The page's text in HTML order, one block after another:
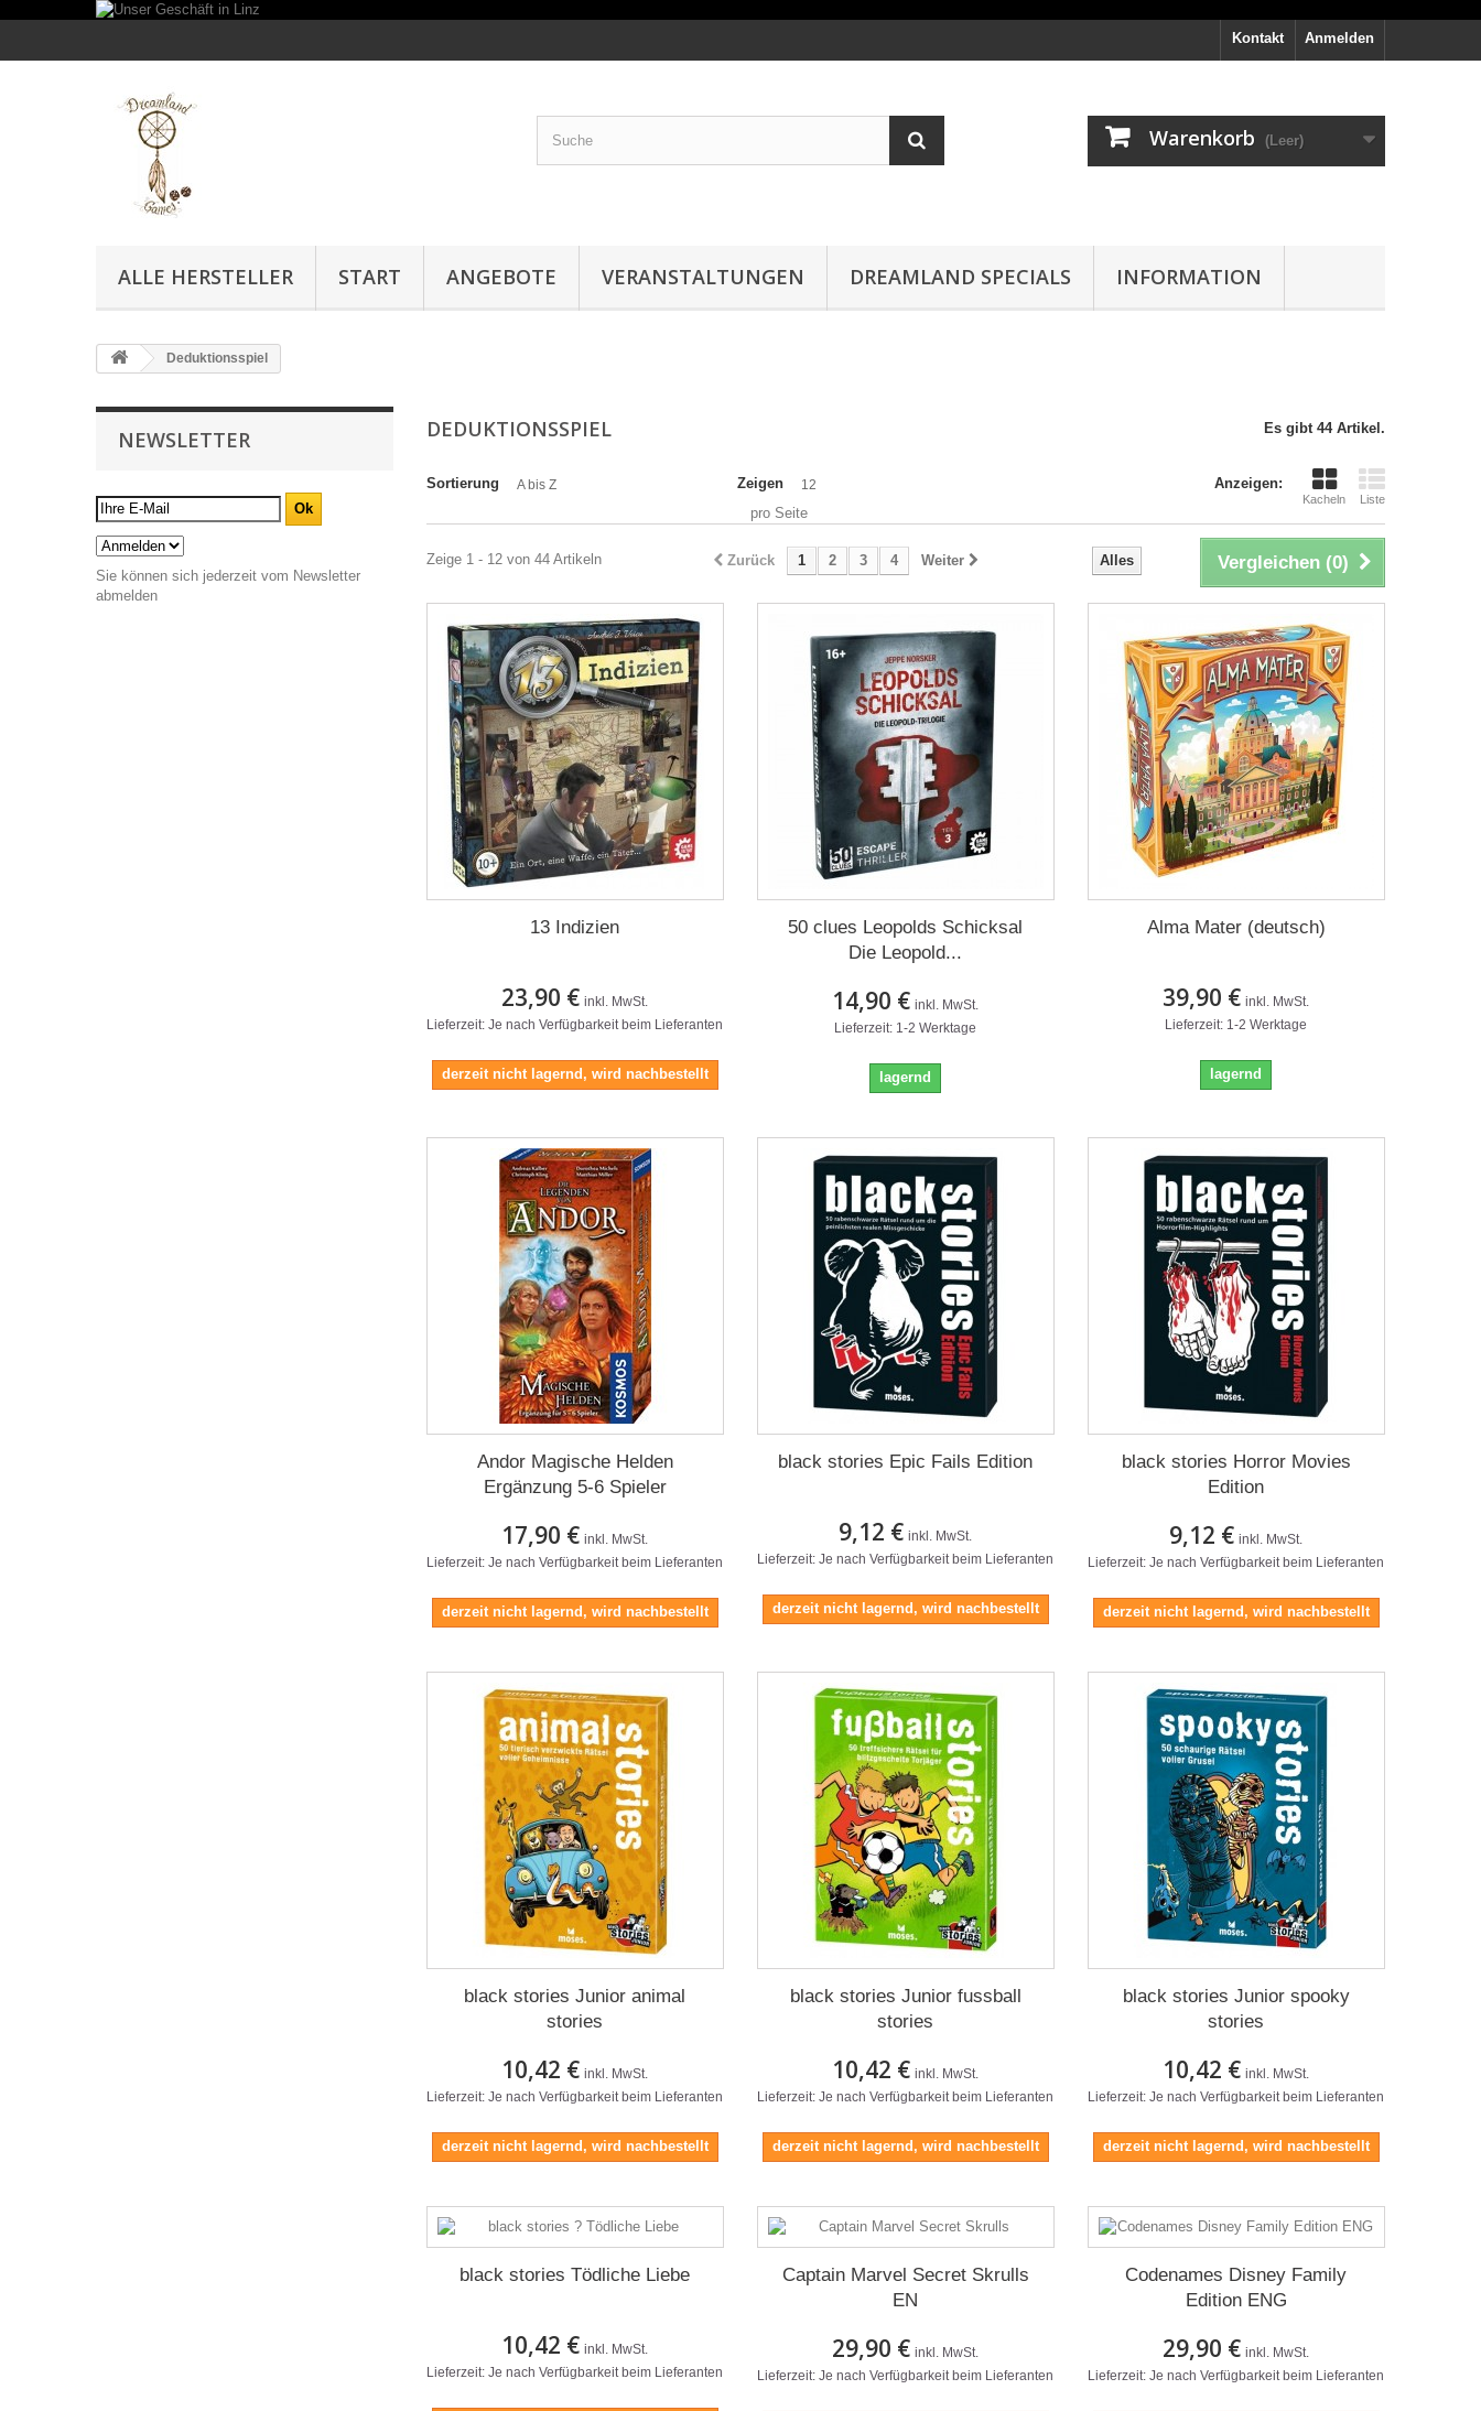
Anmelden
Kontakt
Warenkorb (Leer)
ALLE HERSTELLER START ANGEBOTE VERANSTALTUNGEN DREAMLAND SPECIALS INFORMATION
Deduktionsspiel
NEWSLETTER
Sie können sich jederzeit vom Newsletter
abmelden
DEDUKTIONSSPIEL Es gibt 44 Artikel.
Anzeigen:
Kacheln Liste
Sortierung A bis Z Zeigen 12
pro Seite
Vergleichen (0)
Alles
Zurück 1 2 3 4 Weiter
Zeige 1 - 12 von 44 Artikeln
13 Indizien
23,90 € inkl. MwSt.
Lieferzeit: Je nach Verfügbarkeit beim Lieferanten
derzeit nicht lagernd, wird nachbestellt
50 clues Leopolds Schicksal
Die Leopold...
14,90 € inkl. MwSt.
Lieferzeit: 1-2 Werktage
lagernd
Alma Mater (deutsch)
39,90 € inkl. MwSt.
Lieferzeit: 1-2 Werktage
lagernd
Andor Magische Helden
Ergänzung 5-6 Spieler
17,90 € inkl. MwSt.
Lieferzeit: Je nach Verfügbarkeit beim Lieferanten
derzeit nicht lagernd, wird nachbestellt
black stories Epic Fails Edition
9,12 € inkl. MwSt.
Lieferzeit: Je nach Verfügbarkeit beim Lieferanten
derzeit nicht lagernd, wird nachbestellt
black stories Horror Movies
Edition
9,12 € inkl. MwSt.
Lieferzeit: Je nach Verfügbarkeit beim Lieferanten
derzeit nicht lagernd, wird nachbestellt
black stories Junior animal
stories
10,42 € inkl. MwSt.
Lieferzeit: Je nach Verfügbarkeit beim Lieferanten
derzeit nicht lagernd, wird nachbestellt
black stories Junior fussball
stories
10,42 € inkl. MwSt.
Lieferzeit: Je nach Verfügbarkeit beim Lieferanten
derzeit nicht lagernd, wird nachbestellt
black stories Junior spooky
stories
10,42 € inkl. MwSt.
Lieferzeit: Je nach Verfügbarkeit beim Lieferanten
derzeit nicht lagernd, wird nachbestellt
black stories Tödliche Liebe
10,42 € inkl. MwSt.
Lieferzeit: Je nach Verfügbarkeit beim Lieferanten
Captain Marvel Secret Skrulls
EN
29,90 € inkl. MwSt.
Lieferzeit: Je nach Verfügbarkeit beim Lieferanten
Codenames Disney Family
Edition ENG
29,90 € inkl. MwSt.
Lieferzeit: Je nach Verfügbarkeit beim Lieferanten